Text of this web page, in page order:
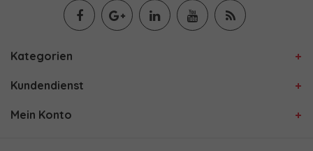
Kategorien
Kundendienst
Mein Konto